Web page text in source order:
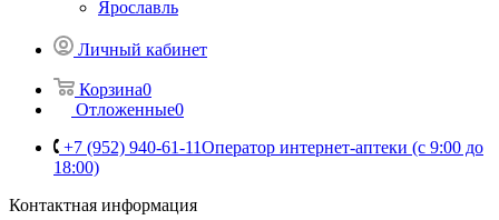
Ярославль
Личный кабинет
Корзина0
Отложенные0
+7 (952) 940-61-11Оператор интернет-аптеки (с 9:00 до
18:00)
Контактная информация